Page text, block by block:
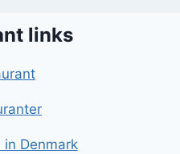
links
in Denmark